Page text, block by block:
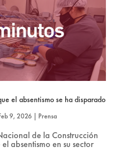
el absentismo se ha disparado
9, 2026| Prensa
de la Construcción
absentismo en su sector